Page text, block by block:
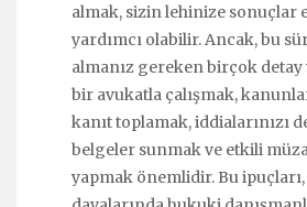
almak, sizin lehinize sonuçlar
yardımcı olabilir. Ancak, bu
almanız gereken birçok detay
bir avukatla çalışmak,
kanıt toplamak, iddialarınızı
belgeler sunmak ve etkili
yapmak önemlidir. Bu